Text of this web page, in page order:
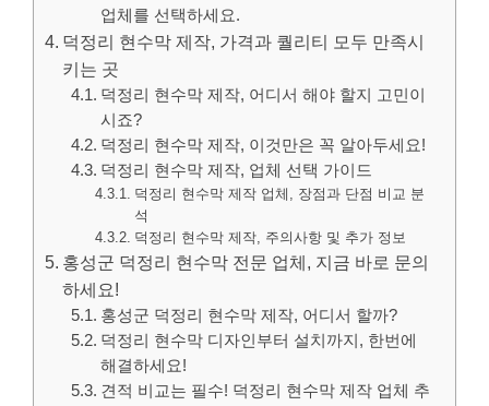
업체를 선택하세요.
덕정리 현수막 제작, 가격과 퀄리티 모두 만족시
키는 곳
덕정리 현수막 제작, 어디서 해야 할지 고민이
시죠?
덕정리 현수막 제작, 이것만은 꼭 알아두세요!
덕정리 현수막 제작, 업체 선택 가이드
덕정리 현수막 제작 업체, 장점과 단점 비교 분
석
덕정리 현수막 제작, 주의사항 및 추가 정보
홍성군 덕정리 현수막 전문 업체, 지금 바로 문의
하세요!
홍성군 덕정리 현수막 제작, 어디서 할까?
덕정리 현수막 디자인부터 설치까지, 한번에
해결하세요!
견적 비교는 필수! 덕정리 현수막 제작 업체 추